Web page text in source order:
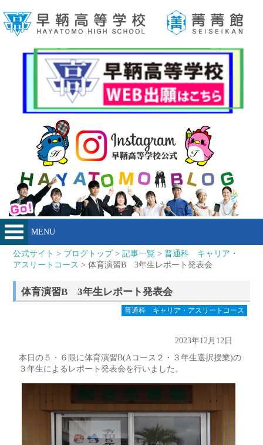
MENU
公式サイト > ブログトップ>記事一覧 >普通科 キャリア・
アスリートコース > 体育演習B 3年生レポート発表会
体育演習B 3年生レポート発表会
普通科 キャリア・アスリートコース
2023年12月12日
本日の５・６限に体育演習B(Aコース２・３年生選択授業)の
３年生によるレポート発表会を行いました。